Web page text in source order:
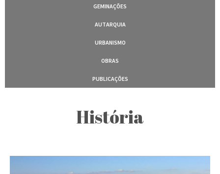
GEMINAÇÕES
AUTARQUIA
URBANISMO
OBRAS
PUBLICAÇÕES
História